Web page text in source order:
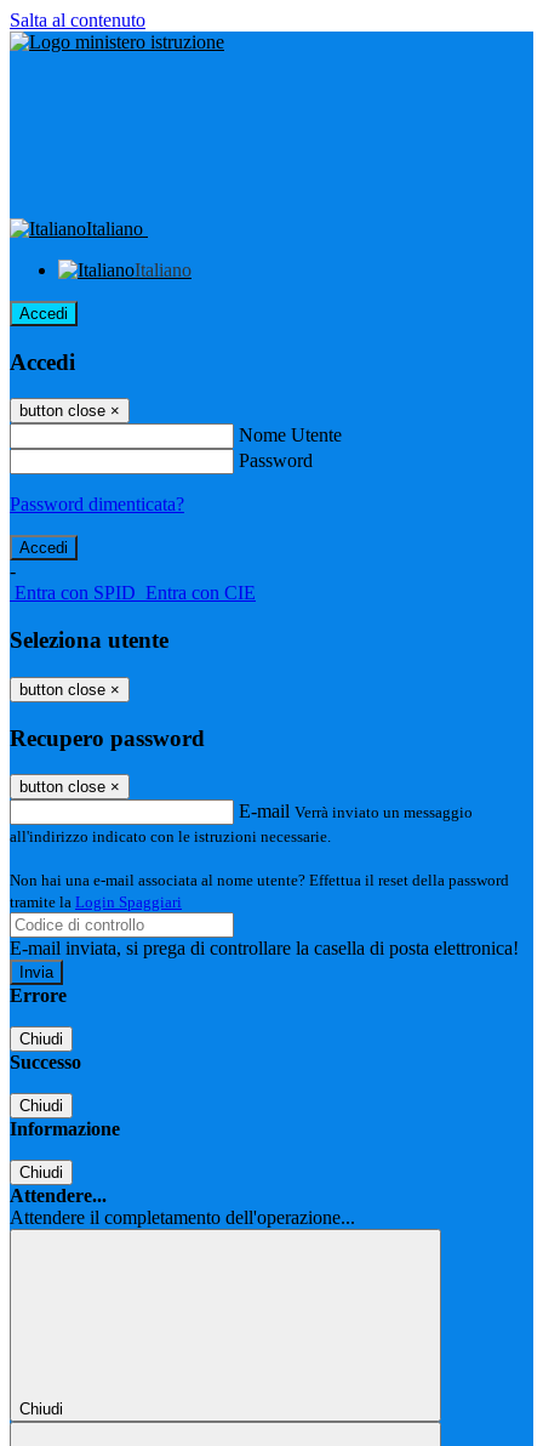
Salta al contenuto
Italiano
Italiano
Accedi
Accedi
button close ×
Nome Utente
Password
Password dimenticata?
-
Entra con SPID Entra con CIE
Seleziona utente
button close ×
Recupero password
button close ×
E-mail Verrà inviato un messaggio
all'indirizzo indicato con le istruzioni necessarie.
Non hai una e-mail associata al nome utente? Effettua il reset della password
tramite la Login Spaggiari
E-mail inviata, si prega di controllare la casella di posta elettronica!
Errore
Chiudi
Successo
Chiudi
Informazione
Chiudi
Attendere...
Attendere il completamento dell'operazione...
Chiudi